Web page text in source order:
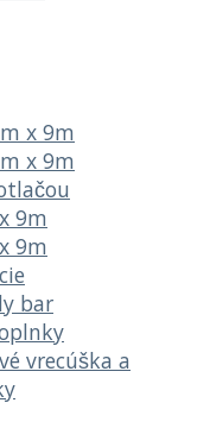
x 9m
x 9m
9m
9m
bar
vrecúška a